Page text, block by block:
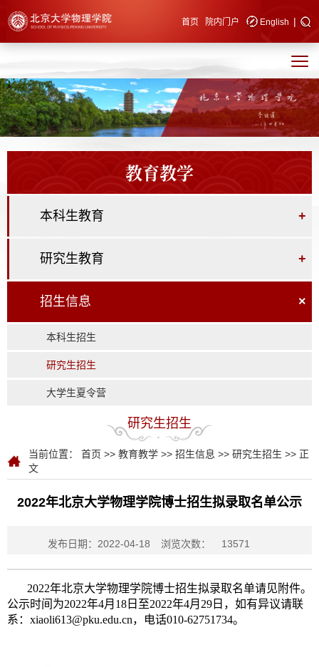
快速导航 首页 院内门户 English |
教育教学
本科生教育 +
研究生教育 +
招生信息 ×
本科生招生
研究生招生
大学生夏令营
研究生招生
当前位置： 首页 >> 教育教学 >> 招生信息 >> 研究生招生 >> 正
文
2022年北京大学物理学院博士招生拟录取名单公示
发布日期：2022-04-18 浏览次数： 13571
2022年北京大学物理学院博士招生拟录取名单请见附件。
公示时间为2022年4月18日至2022年4月29日，如有异议请联
系：xiaoli613@pku.edu.cn，电话010-62751734。